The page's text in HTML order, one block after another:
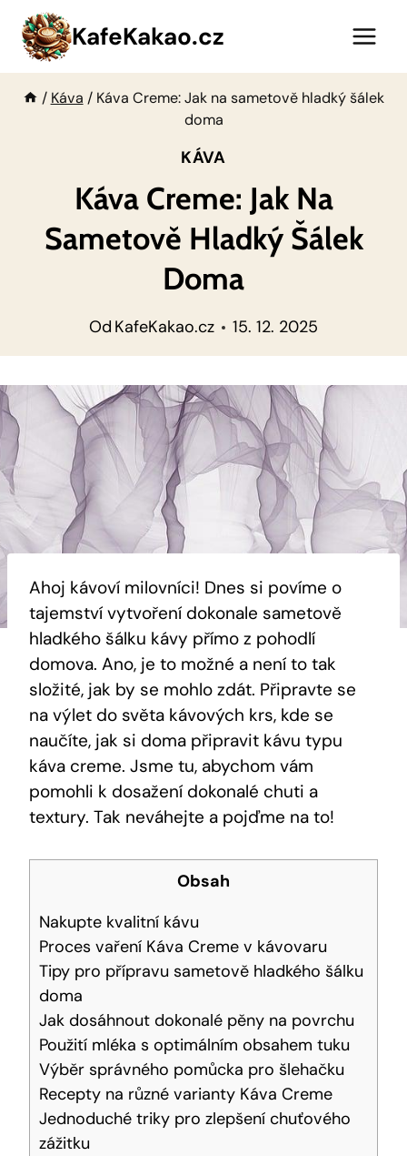
Přeskočit
obsah
KafeKakao.cz
/ Káva / Káva Creme: Jak na sametově hladký šálek
doma
KÁVA
Káva Creme: Jak Na
Sametově Hladký Šálek
Doma
Od KafeKakao.cz 15. 12. 2025
Ahoj kávoví milovníci! Dnes si povíme o
tajemství vytvoření dokonale sametově
hladkého šálku kávy přímo z pohodlí
domova. Ano, je to možné a není to tak
složité, jak by se mohlo zdát. Připravte se
na výlet do světa kávových krs, kde se
naučíte, jak si doma připravit kávu typu
káva creme. Jsme tu, abychom vám
pomohli k dosažení dokonalé chuti a
textury. Tak neváhejte a pojďme na to!
Obsah
Nakupte kvalitní kávu
Proces vaření Káva Creme v kávovaru
Tipy pro přípravu sametově hladkého šálku
doma
Jak dosáhnout dokonalé pěny na povrchu
Použití mléka s optimálním obsahem tuku
Výběr správného pomůcka pro šlehačku
Recepty na různé varianty Káva Creme
Jednoduché triky pro zlepšení chuťového
zážitku